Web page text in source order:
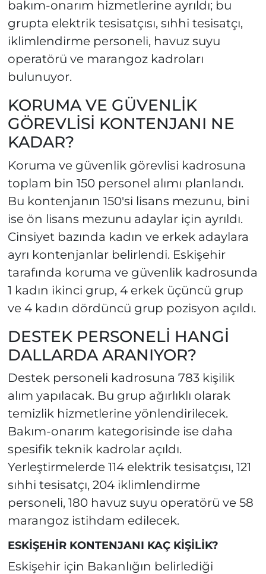
bakım-onarım hizmetlerine ayrıldı; bu
grupta elektrik tesisatçısı, sıhhi tesisatçı,
iklimlendirme personeli, havuz suyu
operatörü ve marangoz kadroları
bulunuyor.
KORUMA VE GÜVENLİK
GÖREVLİSİ KONTENJANI NE
KADAR?
Koruma ve güvenlik görevlisi kadrosuna
toplam bin 150 personel alımı planlandı.
Bu kontenjanın 150'si lisans mezunu, bini
ise ön lisans mezunu adaylar için ayrıldı.
Cinsiyet bazında kadın ve erkek adaylara
ayrı kontenjanlar belirlendi. Eskişehir
tarafında koruma ve güvenlik kadrosunda
1 kadın ikinci grup, 4 erkek üçüncü grup
ve 4 kadın dördüncü grup pozisyon açıldı.
DESTEK PERSONELİ HANGİ
DALLARDA ARANIYOR?
Destek personeli kadrosuna 783 kişilik
alım yapılacak. Bu grup ağırlıklı olarak
temizlik hizmetlerine yönlendirilecek.
Bakım-onarım kategorisinde ise daha
spesifik teknik kadrolar açıldı.
Yerleştirmelerde 114 elektrik tesisatçısı, 121
sıhhi tesisatçı, 204 iklimlendirme
personeli, 180 havuz suyu operatörü ve 58
marangoz istihdam edilecek.
ESKİŞEHİR KONTENJANI KAÇ KİŞİLİK?
Eskişehir için Bakanlığın belirlediği